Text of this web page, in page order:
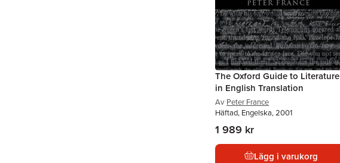
The Oxford Guide to Literature
in English Translation
Av Peter France
Häftad, Engelska, 2001
1 989 kr
Lägg i varukorg